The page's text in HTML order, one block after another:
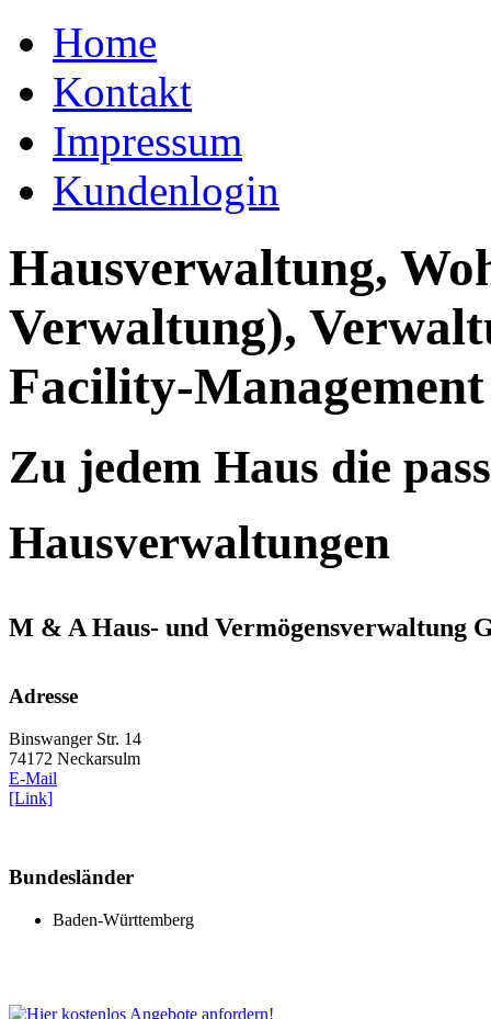
Home
Kontakt
Impressum
Kundenlogin
Hausverwaltung,
Verwaltung),
Facility-Management
Zu jedem Haus die
Hausverwaltungen
M & A Haus- und Vermögensverwaltung
Adresse
Binswanger Str. 14
74172 Neckarsulm
E-Mail
[Link]
Bundesländer
Baden-Württemberg